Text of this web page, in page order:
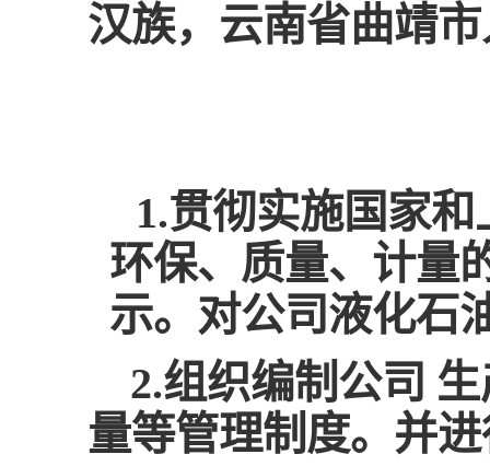
汉族，云南省曲靖
1.贯彻实施国家
环保、质量、计量
示。对公司液化石
2.组织编制公司
量等管理制度。并